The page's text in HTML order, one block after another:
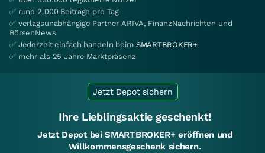
✅ rund 2.000 Beiträge pro Tag
✅ verlagsunabhängige Partner ARIVA, FinanzNachrichten und
BörsenNews
✅ Jederzeit einfach handeln beim SMARTBROKER+
✅ mehr als 25 Jahre Marktpräsenz
Jetzt Depot sichern
Ihre Lieblingsaktie geschenkt!
Jetzt Depot bei SMARTBROKER+ eröffnen und
Willkommensgeschenk sichern.